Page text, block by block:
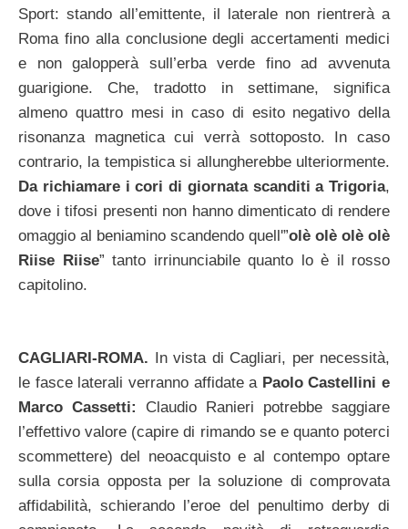
Sport: stando all’emittente, il laterale non rientrerà a
Roma fino alla conclusione degli accertamenti medici
e non galopperà sull’erba verde fino ad avvenuta
guarigione. Che, tradotto in settimane, significa
almeno quattro mesi in caso di esito negativo della
risonanza magnetica cui verrà sottoposto. In caso
contrario, la tempistica si allungherebbe ulteriormente.
Da richiamare i cori di giornata scanditi a Trigoria,
dove i tifosi presenti non hanno dimenticato di rendere
omaggio al beniamino scandendo quell'”olè olè olè olè
Riise Riise” tanto irrinunciabile quanto lo è il rosso
capitolino.
CAGLIARI-ROMA. In vista di Cagliari, per necessità,
le fasce laterali verranno affidate a Paolo Castellini e
Marco Cassetti: Claudio Ranieri potrebbe saggiare
l’effettivo valore (capire di rimando se e quanto poterci
scommettere) del neoacquisto e al contempo optare
sulla corsia opposta per la soluzione di comprovata
affidabilità, schierando l’eroe del penultimo derby di